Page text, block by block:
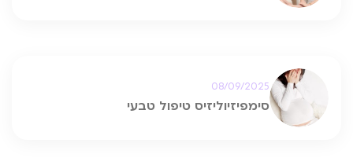
סימפיזיוליזיס טיפול טבעי
08/09/2025